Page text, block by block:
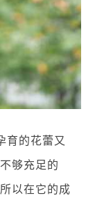
育的花蕾又
够充足的
以在它的成